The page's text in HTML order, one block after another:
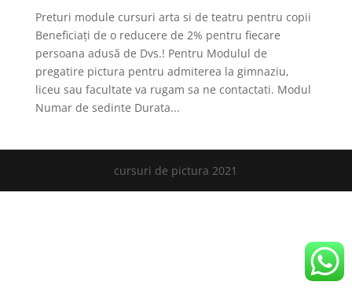
Preturi module cursuri arta si de teatru pentru copii
Beneficiați de o reducere de 2% pentru fiecare
persoana adusă de Dvs.! Pentru Modulul de
pregatire pictura pentru admiterea la gimnaziu,
liceu sau facultate va rugam sa ne contactati. Modul
Numar de sedinte Durata...
cursuri de pictura 2021